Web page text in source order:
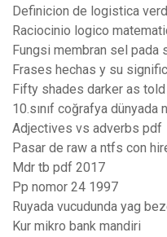
Definicion de logistica
Raciocinio logico
Fungsi membran sel pada
Frases hechas y su
Fifty shades darker as
10.sınıf coğrafya dünyada
Adjectives vs adverbs pdf
Pasar de raw a ntfs con
Mdr tb pdf 2017
Pp nomor 24 1997
Ruyada vucudunda yag
Kur mikro bank mandiri